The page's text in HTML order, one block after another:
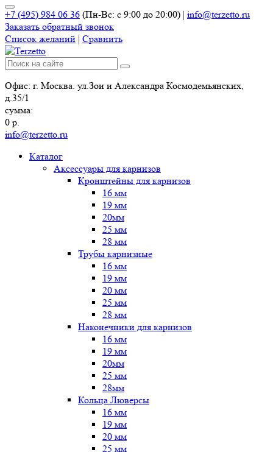
+7 (495) 984 06 36 (Пн-Вс: с 9:00 до 20:00) | info@terzetto.ru
Заказать обратный звонок
Список желаний | Сравнить
Офис: г. Москва. ул.Зои и Александра Космодемьянских,
д.35/1
сумма:
0 р.
info@terzetto.ru
Каталог
Аксессуары для карнизов
Кронштейны для карнизов
16 мм
19 мм
20мм
25 мм
28 мм
Трубы карнизные
16 мм
19 мм
20 мм
25 мм
28 мм
Наконечники для карнизов
16 мм
19 мм
20мм
25 мм
28мм
Кольца Люверсы
16 мм
19 мм
20 мм
25 мм